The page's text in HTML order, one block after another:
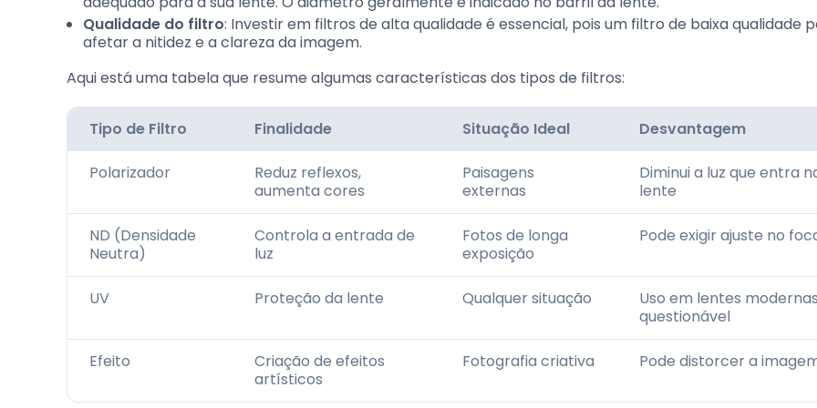
Qualidade do filtro: Investir em filtros de alta qualidade é essencial, pois um filtro de baixa qualidade
afetar a nitidez e a clareza da imagem.
Aqui está uma tabela que resume algumas características dos tipos de filtros:
Tipo de Filtro Finalidade Situação Ideal Desvantagem
Polarizador
Reduz reflexos,
aumenta cores
Paisagens
externas
Diminui a luz que entra
lente
ND (Densidade
Neutra)
Controla a entrada de
luz
Fotos de longa
exposição
Pode exigir ajuste no
UV Proteção da lente Qualquer situação
Uso em lentes
questionável
Efeito
Criação de efeitos
artísticos
Fotografia criativa Pode distorcer a